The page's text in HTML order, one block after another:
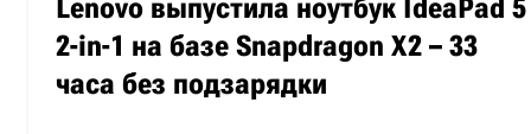
Lenovo выпустила ноутбук IdeaPad 5
2-in-1 на базе Snapdragon X2 – 33
часа без подзарядки